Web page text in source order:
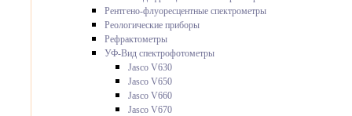
Рентгено-флуоресцентные спектрометры
Реологические приборы
Рефрактометры
УФ-Вид спектрофотометры
Jasco V630
Jasco V650
Jasco V660
Jasco V670